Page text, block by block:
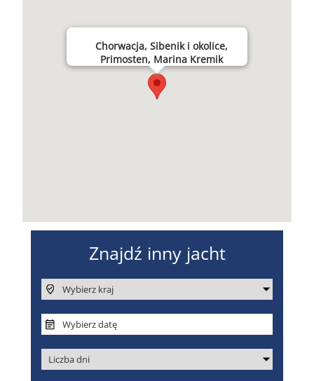
Chorwacja, Sibenik i okolice,
Primosten, Marina Kremik